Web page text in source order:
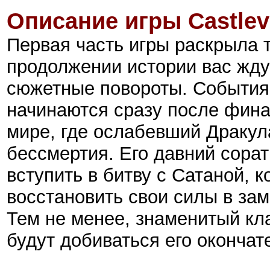
Описание игры
Первая часть игры раскрыла
продолжении истории вас
сюжетные повороты.
начинаются сразу после
мире, где ослабевший
бессмертия. Его давний
вступить в битву с Сатаной,
восстановить свои силы в
Тем не менее, знаменитый
будут добиваться его